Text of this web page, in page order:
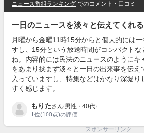
ニュース番組ランキング でのコメント・口コミ
一日のニュースを淡々と伝えてくれる
月曜から金曜11時15分からと個人的には
すし、15分という放送時間がコンパクトな
ね。内容的には民法のニュースのようにキ
をあまり挟まず淡々と一日の出来事を伝え
入っていますし、特集などはかなり深堀り
すく感じます。
もりたさん(男性・40代)
1位(100点)の評価
スポンサーリンク